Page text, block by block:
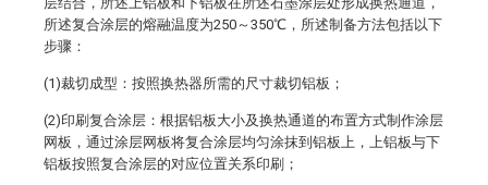
所述复合涂层的熔融温度为250～350℃，所述制备方法包括以下
步骤：
(1)裁切成型：按照换热器所需的尺寸裁切铝板；
(2)印刷复合涂层：根据铝板大小及换热通道的布置方式制作涂层
网板，通过涂层网板将复合涂层均匀涂抹到铝板上，上铝板与下
铝板按照复合涂层的对应位置关系印刷；